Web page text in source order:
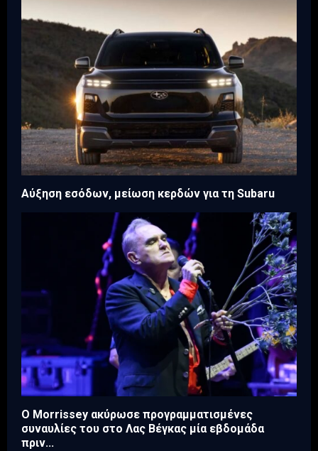
Αύξηση εσόδων, μείωση κερδών για τη Subaru
Ο Morrissey ακύρωσε προγραμματισμένες
συναυλίες του στο Λας Βέγκας μία εβδομάδα
πριν...